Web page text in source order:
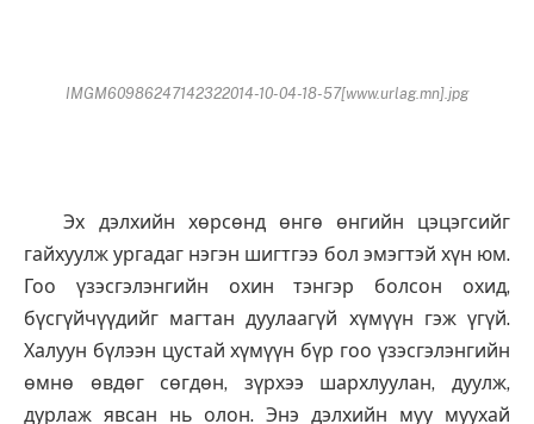
IMGM60986247142322014-10-04-18-57[www.urlag.mn].jpg
Эх дэлхийн хөрсөнд өнгө өнгийн цэцэгсийг
гайхуулж ургадаг нэгэн шигтгээ бол эмэгтэй хүн юм.
Гоо үзэсгэлэнгийн охин тэнгэр болсон охид,
бүсгүйчүүдийг магтан дуулаагүй хүмүүн гэж үгүй.
Халуун бүлээн цустай хүмүүн бүр гоо үзэсгэлэнгийн
өмнө өвдөг сөгдөн, зүрхээ шархлуулан, дуулж,
дурлаж явсан нь олон. Энэ дэлхийн муу муухай